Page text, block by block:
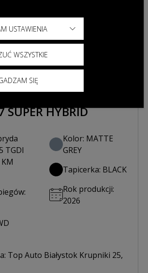
SUPER HYBRID
TGDI
Kolor: MATTE
GREY
Tapicerka: BLACK
Rok produkcji:
2026
Top Auto Białystok Krupniki 25,
USTAWIENIA
WSZYSTKIE
SIĘ